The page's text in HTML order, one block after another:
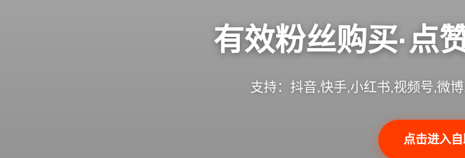
有效粉丝购买·点
支持：抖音,快手,小红书,视频号,微
点击进入